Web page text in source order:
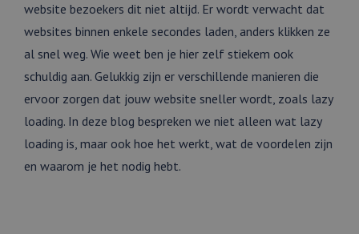
website bezoekers dit niet altijd. Er wordt verwacht dat
websites binnen enkele secondes laden, anders klikken ze
al snel weg. Wie weet ben je hier zelf stiekem ook
schuldig aan. Gelukkig zijn er verschillende manieren die
ervoor zorgen dat jouw website sneller wordt, zoals lazy
loading. In deze blog bespreken we niet alleen wat lazy
loading is, maar ook hoe het werkt, wat de voordelen zijn
en waarom je het nodig hebt.